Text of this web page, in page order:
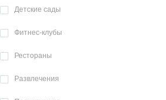
Детские сады
Фитнес-клубы
Рестораны
Развлечения